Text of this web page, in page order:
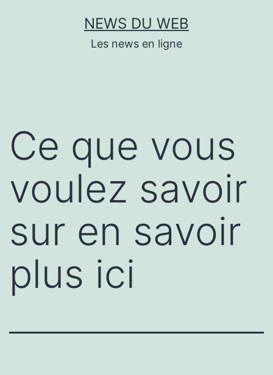
NEWS DU WEB
Les news en ligne
Ce que vous
voulez savoir
sur en savoir
plus ici